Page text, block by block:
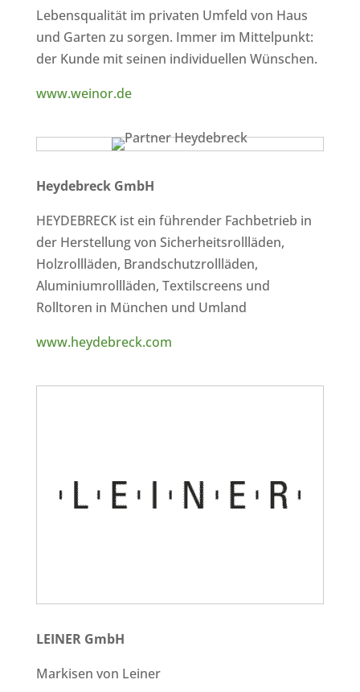
Lebensqualität im privaten Umfeld von Haus
und Garten zu sorgen. Immer im Mittelpunkt:
der Kunde mit seinen individuellen Wünschen.
www.weinor.de
Heydebreck GmbH
HEYDEBRECK ist ein führender Fachbetrieb in
der Herstellung von Sicherheitsrollläden,
Holzrollläden, Brandschutzrollläden,
Aluminiumrollläden, Textilscreens und
Rolltoren in München und Umland
www.heydebreck.com
LEINER GmbH
Markisen von Leiner